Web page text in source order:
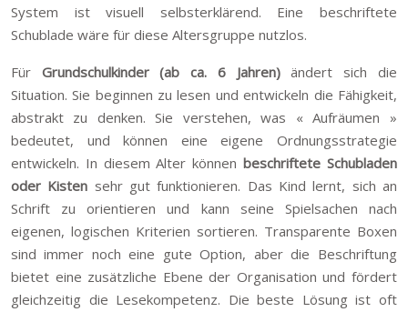
System ist visuell selbsterklärend. Eine beschriftete
Schublade wäre für diese Altersgruppe nutzlos.
Für Grundschulkinder (ab ca. 6 Jahren)ändert sich die
Situation. Sie beginnen zu lesen und entwickeln die Fähigkeit,
abstrakt zu denken. Sie verstehen, was « Aufräumen »
bedeutet, und können eine eigene Ordnungsstrategie
entwickeln. In diesem Alter könnenbeschriftete Schubladen
oder Kisten sehr gut funktionieren. Das Kind lernt, sich an
Schrift zu orientieren und kann seine Spielsachen nach
eigenen, logischen Kriterien sortieren. Transparente Boxen
sind immer noch eine gute Option, aber die Beschriftung
bietet eine zusätzliche Ebene der Organisation und fördert
gleichzeitig die Lesekompetenz. Die beste Lösung ist oft